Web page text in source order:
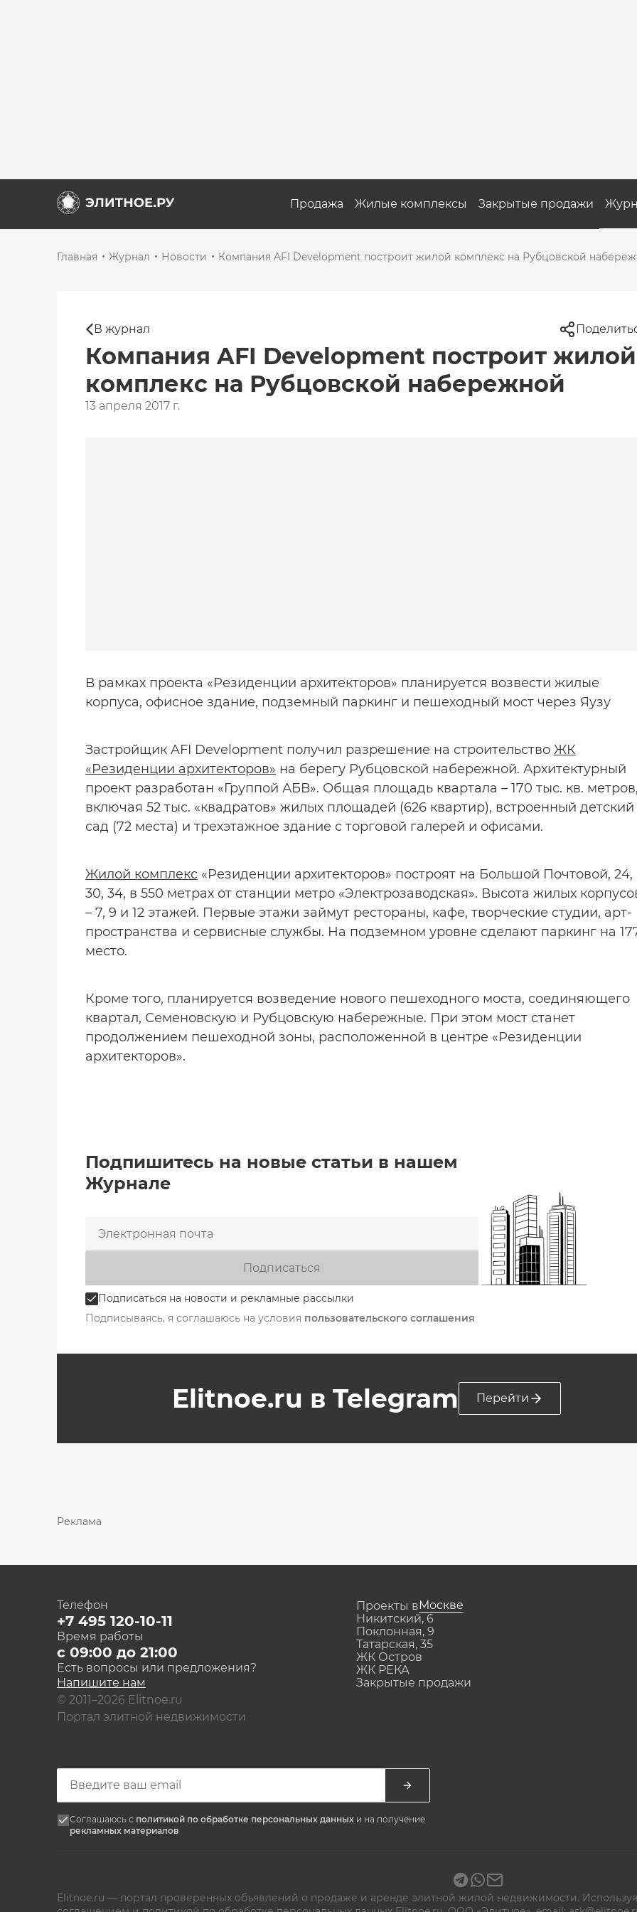
Продажа Жилые комплексы Закрытые продажи
Главная Журнал Новости Компания AFI Development построит жилой комплекс на Рубцовской
В журнал
Компания AFI Development построит жилой
комплекс на Рубцовской набережной
13 апреля 2017 г.
В рамках проекта «Резиденции архитекторов» планируется возвести жилые
корпуса, офисное здание, подземный паркинг и пешеходный мост через Яузу
Застройщик AFI Development получил разрешение на строительство ЖК
«Резиденции архитекторов» на берегу Рубцовской набережной. Архитектурный
проект разработан «Группой АБВ». Общая площадь квартала – 170 тыс. кв. метров,
включая 52 тыс. «квадратов» жилых площадей (626 квартир), встроенный детский
сад (72 места) и трехэтажное здание с торговой галерей и офисами.
Жилой комплекс «Резиденции архитекторов» построят на Большой Почтовой, 24,
30, 34, в 550 метрах от станции метро «Электрозаводская». Высота жилых
– 7, 9 и 12 этажей. Первые этажи займут рестораны, кафе, творческие студии, арт-
пространства и сервисные службы. На подземном уровне сделают паркинг на
место.
Кроме того, планируется возведение нового пешеходного моста, соединяющего
квартал, Семеновскую и Рубцовскую набережные. При этом мост станет
продолжением пешеходной зоны, расположенной в центре «Резиденции
архитекторов».
Подпишитесь на новые статьи в нашем
Журнале
Подписаться на новости и рекламные рассылки
Подписаться
Подписываясь, я соглашаюсь на условия пользовательского соглашения
Elitnoe.ru в Telegram Перейти
Реклама
Телефон
+7 495 120-10-11
Время работы
с 09:00 до 21:00
Есть вопросы или предложения?
Напишите нам
© 2011–2026 Elitnoe.ru
Портал элитной недвижимости
Проекты вМоскве
Никитский, 6
Поклонная, 9
Татарская, 35
ЖК Остров
ЖК РЕКА
Закрытые продажи
Соглашаюсь с политикой по обработке персональных данных и на получение
рекламных материалов
Elitnoe.ru — портал проверенных объявлений о продаже и аренде элитной жилой недвижимости.